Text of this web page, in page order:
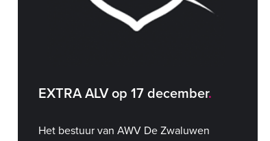
EXTRA ALV op 17 december
Het bestuur van AWV De Zwaluwen